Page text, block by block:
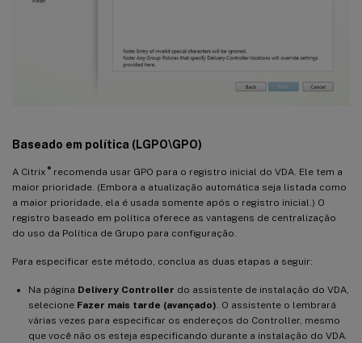
Baseado em política (LGPO\GPO)
A Citrix ®recomenda usar GPO para o registro inicial do VDA. Ele tem a
maior prioridade. (Embora a atualização automática seja listada como
a maior prioridade, ela é usada somente após o registro inicial.) O
registro baseado em política oferece as vantagens de centralização
do uso da Política de Grupo para configuração.
Para especificar este método, conclua as duas etapas a seguir:
Na página Delivery Controller do assistente de instalação do VDA,
selecione Fazer mais tarde (avançado). O assistente o lembrará
várias vezes para especificar os endereços do Controller, mesmo
que você não os esteja especificando durante a instalação do VDA.